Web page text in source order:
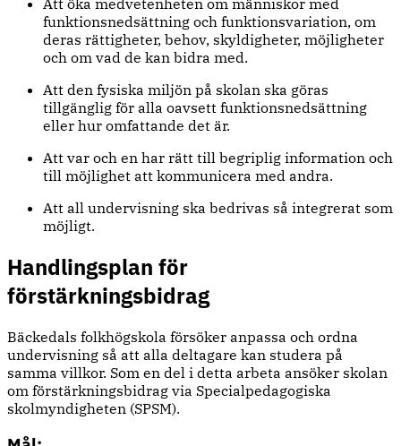
funktionsnedsättning och funktionsvariation, om
deras rättigheter, behov, skyldigheter, möjligheter
och om vad de kan bidra med.
Att den fysiska miljön på skolan ska göras
tillgänglig för alla oavsett funktionsnedsättning
eller hur omfattande det är.
Att var och en har rätt till begriplig information och
till möjlighet att kommunicera med andra.
Att all undervisning ska bedrivas så integrerat som
möjligt.
Handlingsplan för
förstärkningsbidrag
Bäckedals folkhögskola försöker anpassa och ordna
undervisning så att alla deltagare kan studera på
samma villkor. Som en del i detta arbeta ansöker skolan
om förstärkningsbidrag via Specialpedagogiska
skolmyndigheten (SPSM).